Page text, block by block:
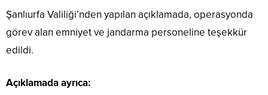
Şanlıurfa Valiliği’nden yapılan açıklamada, operasyonda
görev alan emniyet ve jandarma personeline teşekkür
edildi.
Açıklamada ayrıca: